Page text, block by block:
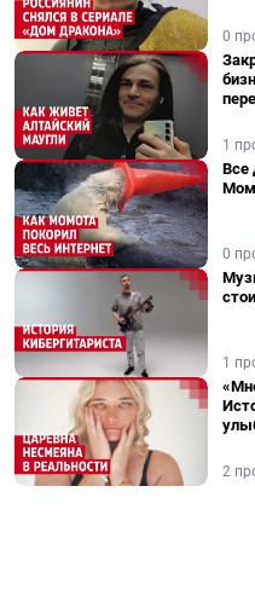
0
1
Все
0
1
2